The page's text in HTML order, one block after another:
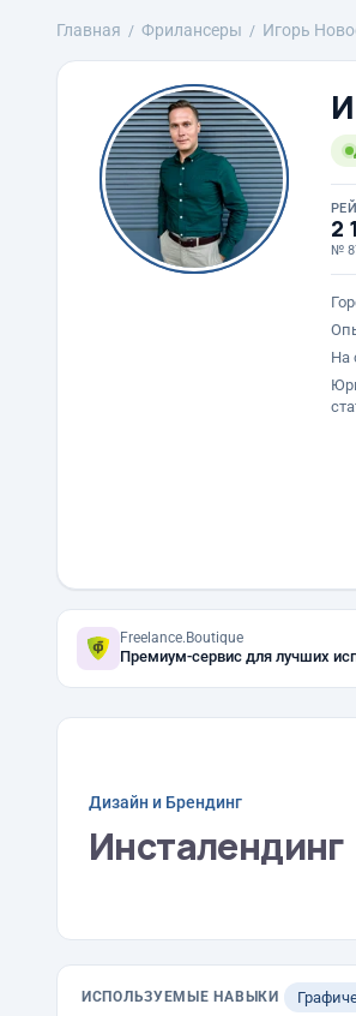
Главная Фрилансеры Игорь
2
№
На
Freelance.Boutique
Премиум-сервис для лучших
Дизайн и Брендинг
Инсталендинг
ИСПОЛЬЗУЕМЫЕ НАВЫКИ